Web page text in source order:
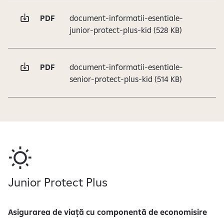
PDF
document-informatii-esentiale-
junior-protect-plus-kid(528 KB)
PDF
document-informatii-esentiale-
senior-protect-plus-kid(514 KB)
Junior Protect Plus
Asigurarea de viață cu componentă de economisire